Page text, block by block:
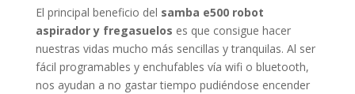
El principal beneficio del samba e500 robot
aspirador y fregasuelos es que consigue hacer
nuestras vidas mucho más sencillas y tranquilas. Al ser
fácil programables y enchufables vía wifi o bluetooth,
nos ayudan a no gastar tiempo pudiéndose encender